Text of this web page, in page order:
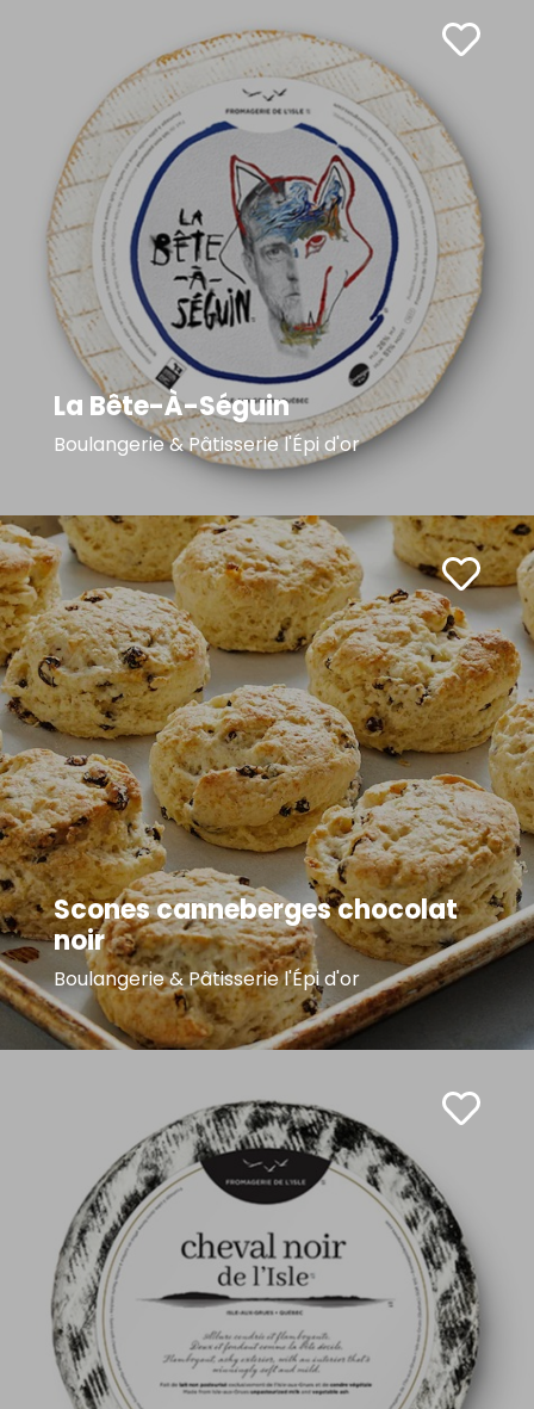
La Bête-À-Séguin
Boulangerie & Pâtisserie l'Épi d'or
Scones canneberges chocolat
noir
Boulangerie & Pâtisserie l'Épi d'or